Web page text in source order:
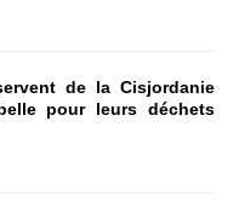
de la Cisjordanie
pour leurs déchets